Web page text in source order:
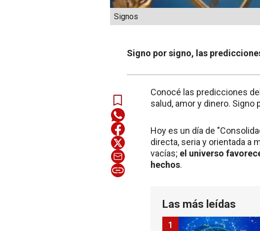
Signos
Signo por signo, las
Conocé las predicciones
salud, amor y dinero. Signo
Hoy es un día de
directa, seria y orientada a
vacías; el universo
hechos.
Las más leídas
1